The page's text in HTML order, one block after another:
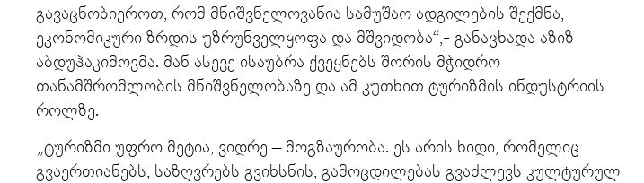
გავაცნობიეროთ, რომ მნიშვნელოვანია სამუშაო ადგილების შექმნა,
ეკონომიკური ზრდის უზრუნველყოფა და მშვიდობა“,- განაცხადა აზიზ
აბდუჰაკიმოვმა. მან ასევე ისაუბრა ქვეყნებს შორის მჭიდრო
თანამშრომლობის მნიშვნელობაზე და ამ კუთხით ტურიზმის ინდუსტრიის
როლზე.
„ტურიზმი უფრო მეტია, ვიდრე – მოგზაურობა. ეს არის ხიდი, რომელიც
გვაერთიანებს, საზღვრებს გვიხსნის, გამოცდილებას გვაძლევს კულტურულ